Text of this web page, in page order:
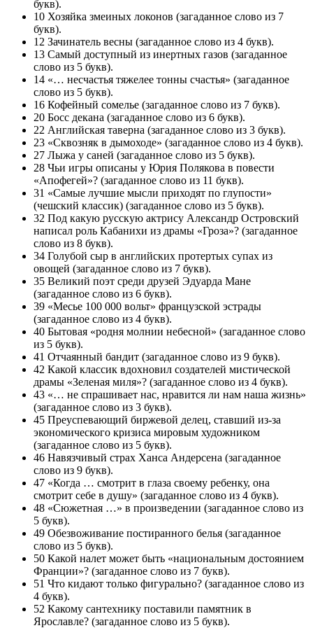
букв).
10 Хозяйка змеиных локонов (загаданное слово из 7
букв).
12 Зачинатель весны (загаданное слово из 4 букв).
13 Самый доступный из инертных газов (загаданное
слово из 5 букв).
14 «… несчастья тяжелее тонны счастья» (загаданное
слово из 5 букв).
16 Кофейный сомелье (загаданное слово из 7 букв).
20 Босс декана (загаданное слово из 6 букв).
22 Английская таверна (загаданное слово из 3 букв).
23 «Сквозняк в дымоходе» (загаданное слово из 4 букв).
27 Лыжа у саней (загаданное слово из 5 букв).
28 Чьи игры описаны у Юрия Полякова в повести
«Апофегей»? (загаданное слово из 11 букв).
31 «Самые лучшие мысли приходят по глупости»
(чешский классик) (загаданное слово из 5 букв).
32 Под какую русскую актрису Александр Островский
написал роль Кабанихи из драмы «Гроза»? (загаданное
слово из 8 букв).
34 Голубой сыр в английских протертых супах из
овощей (загаданное слово из 7 букв).
35 Великий поэт среди друзей Эдуарда Мане
(загаданное слово из 6 букв).
39 «Месье 100 000 вольт» французской эстрады
(загаданное слово из 4 букв).
40 Бытовая «родня молнии небесной» (загаданное слово
из 5 букв).
41 Отчаянный бандит (загаданное слово из 9 букв).
42 Какой классик вдохновил создателей мистической
драмы «Зеленая миля»? (загаданное слово из 4 букв).
43 «… не спрашивает нас, нравится ли нам наша жизнь»
(загаданное слово из 3 букв).
45 Преуспевающий биржевой делец, ставший из-за
экономического кризиса мировым художником
(загаданное слово из 5 букв).
46 Навязчивый страх Ханса Андерсена (загаданное
слово из 9 букв).
47 «Когда … смотрит в глаза своему ребенку, она
смотрит себе в душу» (загаданное слово из 4 букв).
48 «Сюжетная …» в произведении (загаданное слово из
5 букв).
49 Обезвоживание постиранного белья (загаданное
слово из 5 букв).
50 Какой налет может быть «национальным достоянием
Франции»? (загаданное слово из 7 букв).
51 Что кидают только фигурально? (загаданное слово из
4 букв).
52 Какому сантехнику поставили памятник в
Ярославле? (загаданное слово из 5 букв).